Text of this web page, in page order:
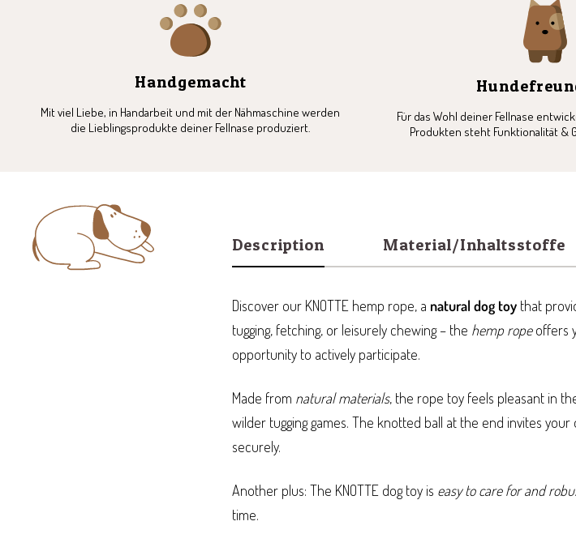
Handgemacht
Mit viel Liebe, in Handarbeit und mit der Nähmaschine werden
die Lieblingsprodukte deiner Fellnase produziert.
Für das Wohl deiner Fellnase
Produkten steht Funktionalität &
Description Material/Inhaltsstoffe
Discover our KNOTTE hemp rope, a natural dog toythat
tugging, fetching, or leisurely chewing – the hemp ropeoffers
opportunity to actively participate.
Made from natural materials, the rope toy feels pleasant in
wilder tugging games. The knotted ball at the end invites
securely.
Another plus: The KNOTTE dog toy is easy to care for and
time.